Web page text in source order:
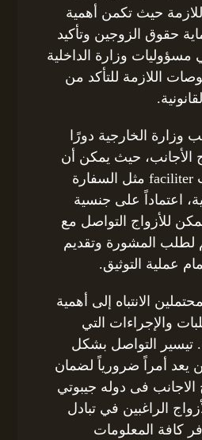
حيث تكمن أهمية
حقوق الزوجين وتأكيد
مسؤوليات وزارة الداخلية
اللازمة للتأكد من
وزارة الخارجية دورًا
الأجانب، حيث يمكن أن
تتعاون مع السفارات faciliter مثل السفارة
اعتماداً على جنسية
للأزواج التواصل مع
لطلب المشورة وتقديم
عملية التوثيق.
الانتباه إلى أهمية
والإجراءات التي
تيسير التواصل بشكل
يعد أمراً ضرورياً لضمان
فى دوله جيبوتي
الراغبين في تبادل
كافة المعلومات